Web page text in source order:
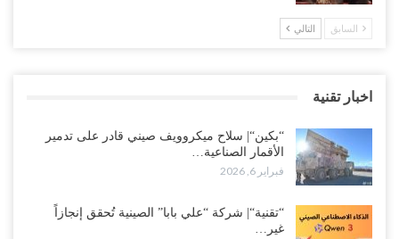
السابق التالي
اخبار تقنية
“بكين“| سلاح ميكروويف صيني قادر على تدمير
الأقمار الصناعية…
فبراير 6, 2026
“تقنية“| شركة “علي بابا” الصينية تُحقق إنجازاً
غير…